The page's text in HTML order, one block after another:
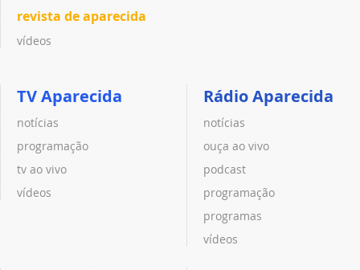
revista de aparecida
vídeos
TV Aparecida
notícias
programação
tv ao vivo
vídeos
Rádio Aparecida
notícias
ouça ao vivo
podcast
programação
programas
vídeos